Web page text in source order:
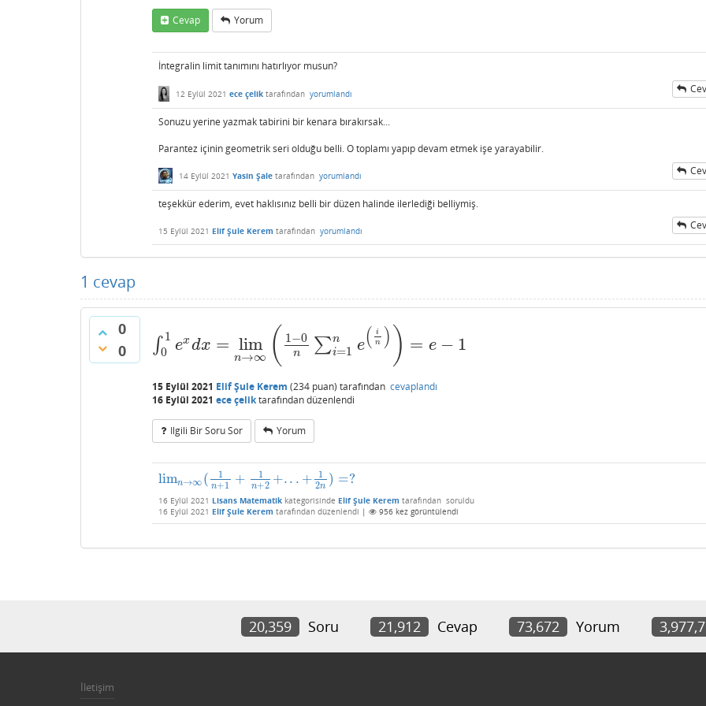
Cevap Yorum
İntegralin limit tanımını hatırlıyor musun?
12 Eylül 2021 ece çelik tarafından yorumlandı
Sonuzu yerine yazmak tabirini bir kenara bırakırsak...
Parantez içinin geometrik seri olduğu belli. O toplamı yapıp devam etmek işe yarayabilir.
14 Eylül 2021 Yasin Şale tarafından yorumlandı
teşekkür ederim, evet haklısınız belli bir düzen halinde ilerlediği belliymiş.
15 Eylül 2021 Elif Şule Kerem tarafından yorumlandı
1 cevap
0
0
∫ 1
0
ex dx = lim
n→∞ ( 1−0
n ∑n
i=1 e(
i
n ) ) = e − 1
∫01 exdx= lim n→∞ 1 −0n∑ = 1n e( n))=e− 1
15 Eylül 2021 Elif Şule Kerem (234 puan) tarafından cevaplandı
16 Eylül 2021 ece çeliktarafındandüzenlendi
Ilgili Bir Soru Sor Yorum
limn→∞ ( 1
n+1 + 1
n+2 +.. . +
1
2n ) =?
limn→∞(1 n+1+1n +2+. ..+12n)=?
16 Eylül 2021 Lisans Matematik kategorisinde Elif Şule Kerem tarafından soruldu
16 Eylül 2021 Elif Şule Kerem tarafından düzenlendi | 956 kez görüntülendi
20,359 Soru 21,912 Cevap 73,672 Yorum
İletişim